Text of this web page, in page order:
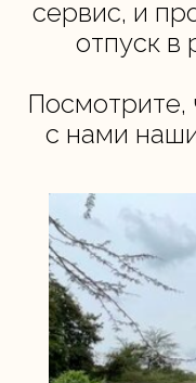
сервис, и
отпуск в
Посмотрите,
с нами